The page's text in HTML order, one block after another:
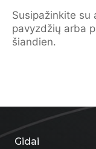
Susipažinkite su
pavyzdžių arba
šiandien.
Gidai